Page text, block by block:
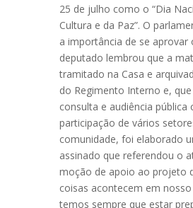
25 de julho como o “Dia
Cultura e da Paz”. O
a importância de se aprovar
deputado lembrou que a
tramitado na Casa e
do Regimento Interno e,
consulta e audiência pública
participação de vários
comunidade, foi elaborado
assinado que referendou o
moção de apoio ao projeto
coisas acontecem em
temos sempre que estar